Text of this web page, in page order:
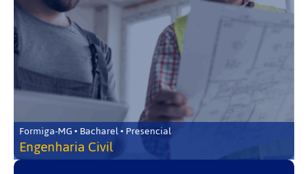
Formiga-MG • Bacharel • Presencial
Engenharia Civil